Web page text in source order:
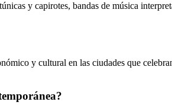
y capirotes, bandas de música
y cultural en las ciudades que